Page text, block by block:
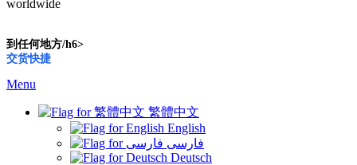
到任何地方/h6>
交货快捷
Menu
繁體中文
English
فارسی
Deutsch